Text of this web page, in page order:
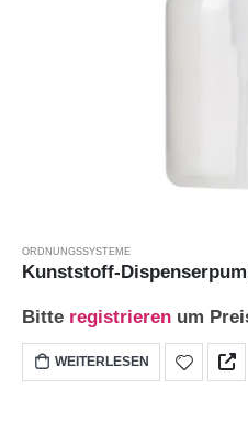
ORDNUNGSSYSTEME
Kunststoff-
Bitte registrieren um
WEITERLESEN